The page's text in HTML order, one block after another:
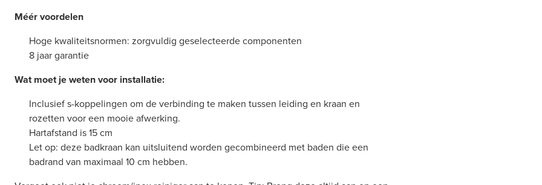
Méér voordelen
Hoge kwaliteitsnormen: zorgvuldig geselecteerde componenten
8 jaar garantie
Wat moet je weten voor installatie:
Inclusief s-koppelingen om de verbinding te maken tussen leiding en kraan en
rozetten voor een mooie afwerking.
Hartafstand is 15 cm
Let op: deze badkraan kan uitsluitend worden gecombineerd met baden die een
badrand van maximaal 10 cm hebben.